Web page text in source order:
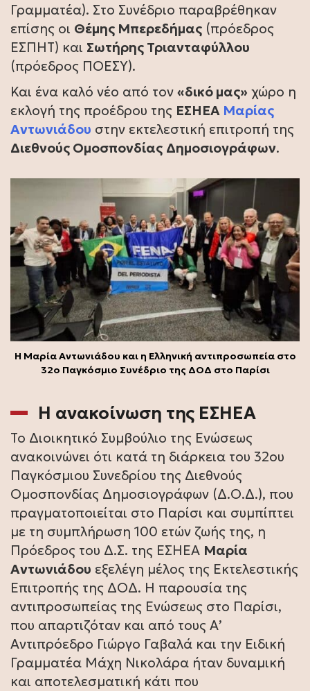
Γραμματέα). Στο Συνέδριο παραβρέθηκαν
επίσης οι Θέμης Μπερεδήμας (πρόεδρος
ΕΣΠΗΤ) και Σωτήρης Τριανταφύλλου
(πρόεδρος ΠΟΕΣΥ).
Και ένα καλό νέο από τον «δικό μας» χώρο η
εκλογή της προέδρου της ΕΣΗΕΑ Μαρίας
Αντωνιάδου στην εκτελεστική επιτροπή της
Διεθνούς Ομοσπονδίας Δημοσιογράφων.
Η Μαρία Αντωνιάδου και η Ελληνική αντιπροσωπεία στο
32ο Παγκόσμιο Συνέδριο της ΔΟΔ στο Παρίσι
Η ανακοίνωση της ΕΣΗΕΑ
Το Διοικητικό Συμβούλιο της Ενώσεως
ανακοινώνει ότι κατά τη διάρκεια του 32ου
Παγκόσμιου Συνεδρίου της Διεθνούς
Ομοσπονδίας Δημοσιογράφων (Δ.Ο.Δ.), που
πραγματοποιείται στο Παρίσι και συμπίπτει
με τη συμπλήρωση 100 ετών ζωής της, η
Πρόεδρος του Δ.Σ. της ΕΣΗΕΑ Μαρία
Αντωνιάδου εξελέγη μέλος της Εκτελεστικής
Επιτροπής της ΔΟΔ. Η παρουσία της
αντιπροσωπείας της Ενώσεως στο Παρίσι,
που απαρτιζόταν και από τους Α’
Αντιπρόεδρο Γιώργο Γαβαλά και την Ειδική
Γραμματέα Μάχη Νικολάρα ήταν δυναμική
και αποτελεσματική κάτι που